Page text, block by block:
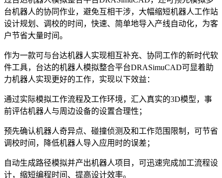
台机器人的协同作业，避免互相干涉，大幅缩短机器人工作站
设计规划、调校的时间，快速、简单地导入产线自动化，为客
户节省大量时间。
作为一款可与台达机器人实现相互补充、协同工作的新时代软
件工具，台达的机器人模拟整合平台DRASimuCAD可显着助
力机器人实现更好的工作，实现以下效益：
通过实际模拟工作流程及工作环境，汇入真实的3D模型，事
前评估机器人与周边设备的设置合理性；
预先确认机器人奇异点、碰撞侦测及和工作范围限制，可节省
调校时间，降低机器人导入应用时的误差；
自动生成路径模拟并产出机器人项目，可迅速完成加工流程设
计，缩短编程时间、提高设计效率。